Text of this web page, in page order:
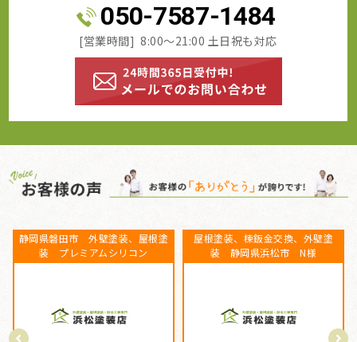
050-7587-1484
[営業時間] 8:00～21:00 土日祝も対応
静岡県袋井市 外壁塗装 屋根塗
装 雨樋交換
ベランダFRP防水工事、屋根カバー
工事、外壁塗装、庇補修工事 静
岡県盤田市 K様